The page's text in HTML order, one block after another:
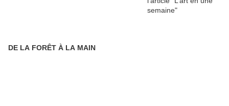
DE LA FORÊT À LA MAIN